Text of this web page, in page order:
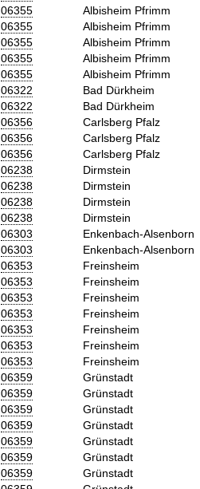
06355
Albisheim Pfrimm
06355
Albisheim Pfrimm
06355
Albisheim Pfrimm
06355
Albisheim Pfrimm
06355
Albisheim Pfrimm
06322
Bad Dürkheim
06322
Bad Dürkheim
06356
Carlsberg Pfalz
06356
Carlsberg Pfalz
06356
Carlsberg Pfalz
06238
Dirmstein
06238
Dirmstein
06238
Dirmstein
06238
Dirmstein
06303
Enkenbach-Alsenborn
06303
Enkenbach-Alsenborn
06353
Freinsheim
06353
Freinsheim
06353
Freinsheim
06353
Freinsheim
06353
Freinsheim
06353
Freinsheim
06353
Freinsheim
06359
Grünstadt
06359
Grünstadt
06359
Grünstadt
06359
Grünstadt
06359
Grünstadt
06359
Grünstadt
06359
Grünstadt